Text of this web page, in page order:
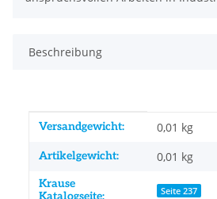
Beschreibung
Produkteigenschaft
Wert
Versandgewicht: 0,01 kg
Artikelgewicht: 0,01 kg
Krause
Katalogseite:
Seite 237